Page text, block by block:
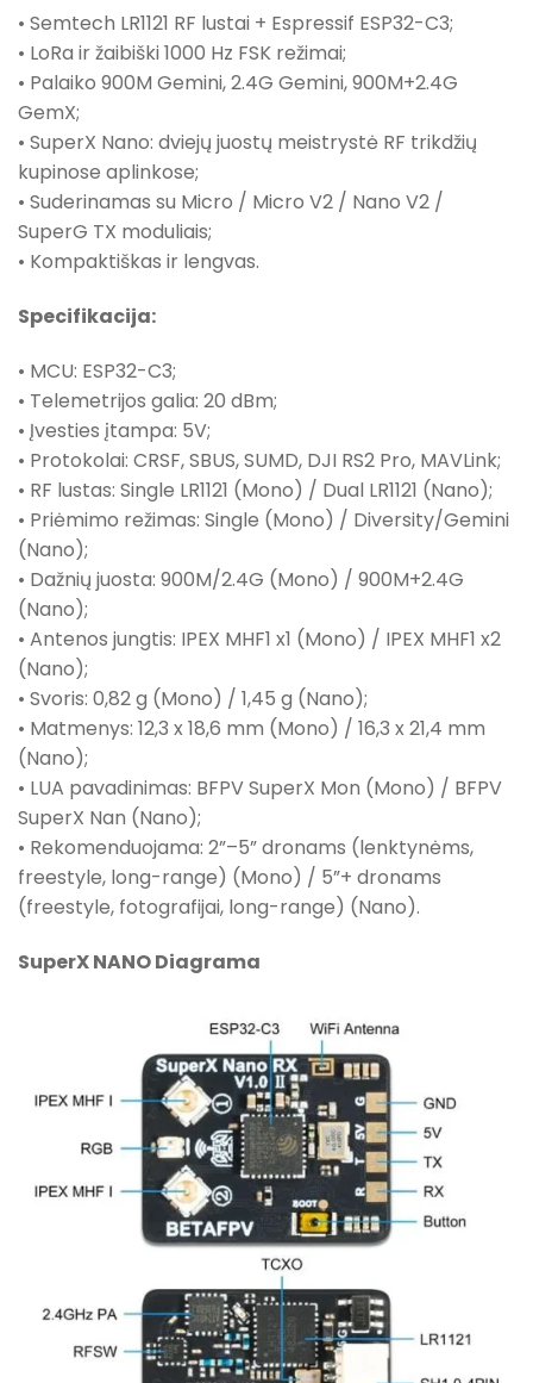
• Semtech LR1121 RF lustai + Espressif ESP32-C3;
• LoRa ir žaibiški 1000 Hz FSK režimai;
• Palaiko 900M Gemini, 2.4G Gemini, 900M+2.4G
GemX;
• SuperX Nano: dviejų juostų meistrystė RF trikdžių
kupinose aplinkose;
• Suderinamas su Micro / Micro V2 / Nano V2 /
SuperG TX moduliais;
• Kompaktiškas ir lengvas.
Specifikacija:
• MCU: ESP32-C3;
• Telemetrijos galia: 20 dBm;
• Įvesties įtampa: 5V;
• Protokolai: CRSF, SBUS, SUMD, DJI RS2 Pro, MAVLink;
• RF lustas: Single LR1121 (Mono) / Dual LR1121 (Nano);
• Priėmimo režimas: Single (Mono) / Diversity/Gemini
(Nano);
• Dažnių juosta: 900M/2.4G (Mono) / 900M+2.4G
(Nano);
• Antenos jungtis: IPEX MHF1 x1 (Mono) / IPEX MHF1 x2
(Nano);
• Svoris: 0,82 g (Mono) / 1,45 g (Nano);
• Matmenys: 12,3 x 18,6 mm (Mono) / 16,3 x 21,4 mm
(Nano);
• LUA pavadinimas: BFPV SuperX Mon (Mono) / BFPV
SuperX Nan (Nano);
• Rekomenduojama: 2”–5” dronams (lenktynėms,
freestyle, long-range) (Mono) / 5”+ dronams
(freestyle, fotografijai, long-range) (Nano).
SuperX NANO Diagrama